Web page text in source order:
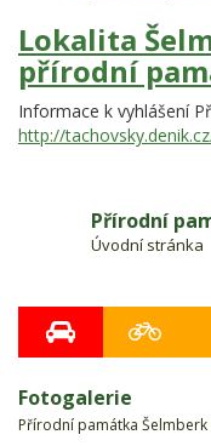
Lokalita
přírodní
Informace k vyhlášení
http://
Přírodní
Úvodní stránka
Fotogalerie
Přírodní památka